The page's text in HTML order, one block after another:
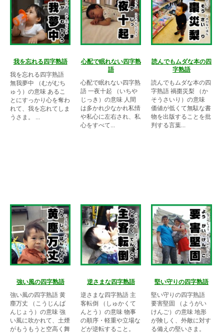
我を忘れる四字熟語
我を忘れる四字熟語
無我夢中 （むがむち
ゅう）の意味 あるこ
とにすっかり心を奪わ
れて、我を忘れてしま
うさま。 ...
心配で眠れない四字熟
語
心配で眠れない四字熟
語 一夜十起 （いちや
じっき）の意味 人間
は多かれ少なかれ私情
や私心に左右され、私
心をすべて...
読んでもムダな本の四
字熟語
読んでもムダな本の四
字熟語 禍棗災梨 （か
そうさいり）の意味
価値が低くて無駄な書
物を出版することを批
判する言葉...
強い風の四字熟語
強い風の四字熟語 黄
塵万丈 （こうじんば
んじょう）の意味 強
い風に吹かれて、土煙
がもうもうと空高く舞
逆さまな四字熟語
逆さまな四字熟語 主
客転倒 （しゅかくて
んとう）の意味 物事
の順序・軽重や立場な
どが逆転すること。
堅い守りの四字熟語
堅い守りの四字熟語
要害堅固 （ようがい
けんご）の意味 地形
が険しく、外敵に対す
る備えの堅いさま。